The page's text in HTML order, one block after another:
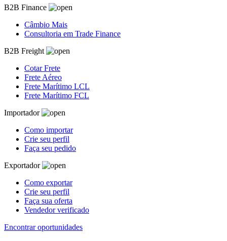
B2B Finance
Câmbio Mais
Consultoria em Trade Finance
B2B Freight
Cotar Frete
Frete Aéreo
Frete Marítimo LCL
Frete Marítimo FCL
Importador
Como importar
Crie seu perfil
Faça seu pedido
Exportador
Como exportar
Crie seu perfil
Faça sua oferta
Vendedor verificado
Encontrar oportunidades